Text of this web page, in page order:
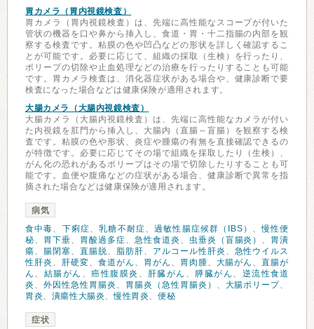
胃カメラ（胃内視鏡検査）
胃カメラ（胃内視鏡検査）は、先端に高性能なスコープが付いた
管状の機器を口や鼻から挿入し、食道・胃・十二指腸の内部を観
察する検査です。粘膜の色や凹凸などの形状を詳しく確認するこ
とが可能です。必要に応じて、組織の採取（生検）を行ったり、
ポリープの切除や止血処理などの治療を行ったりすることも可能
です。胃カメラ検査は、消化器症状がある場合や、健康診断で要
検査になった場合などは健康保険が適用されます。
大腸カメラ（大腸内視鏡検査）
大腸カメラ（大腸内視鏡検査）は、先端に高性能なカメラが付い
た内視鏡を肛門から挿入し、大腸内（直腸～盲腸）を観察する検
査です。粘膜の色や形状、炎症や腫瘍の有無を直接確認できるの
が特徴です。必要に応じてその場で組織を採取したり（生検）、
がん化の恐れがあるポリープはその場で切除したりすることも可
能です。血便や腹痛などの症状がある場合、健康診断で異常を指
摘された場合などは健康保険が適用されます。
病気
食中毒、 下痢症、乳糖不耐症、過敏性腸症候群（IBS） 、慢性便
秘、 胃下垂、 胃酸過多症、 急性食道炎 、 虫垂炎（盲腸炎） 、 胃潰
瘍、 腸閉塞、 直腸脱、 脂肪肝、 アルコール性肝炎 、 急性ウイルス
性肝炎 、 肝硬変、 食道がん 、 胃がん 、 胃肉腫、 大腸がん 、直腸が
ん 、 結腸がん 、癌性腹膜炎 、 肝臓がん 、 膵臓がん 、 逆流性食道
炎 、 外因性急性胃腸炎 、 胃腸炎（急性胃腸炎） 、 大腸ポリープ、
胃炎、 潰瘍性大腸炎、慢性胃炎、便秘
症状